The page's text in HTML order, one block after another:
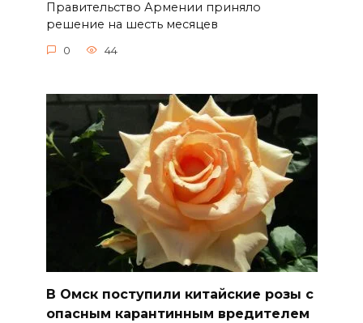
Правительство Армении приняло
решение на шесть месяцев
0 44
В Омск поступили китайские розы с
опасным карантинным вредителем